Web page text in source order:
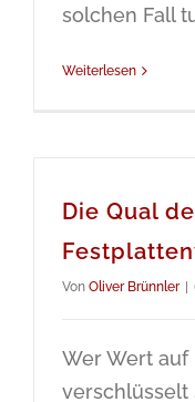
solchen Fall
Weiterlesen
Die Qual
Von Oliver Brünnler
Wer Wert auf
verschlüsselt